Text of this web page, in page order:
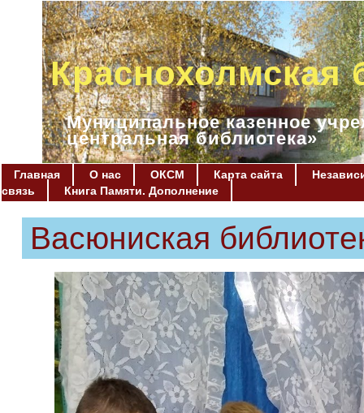
Краснохолмская
Муниципальное казенное
центральная библиотека»
Главная О нас ОКСМ Карта сайта
связь
Книга Памяти. Дополнение
Васюниская